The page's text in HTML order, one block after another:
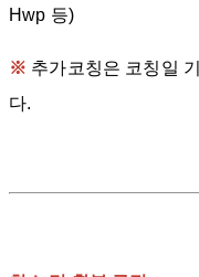
Hwp 등)
※ 추가코칭은 코칭일
다.